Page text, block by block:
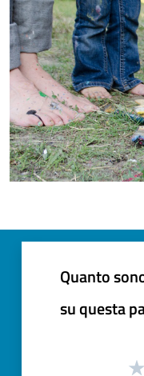
Quanto
su questa